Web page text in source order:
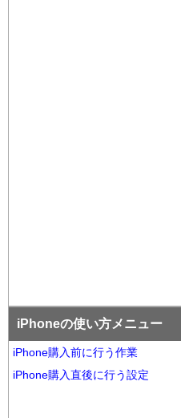
iPhoneの使い方メニュー
iPhone購入前に行う作業
iPhone購入直後に行う設定